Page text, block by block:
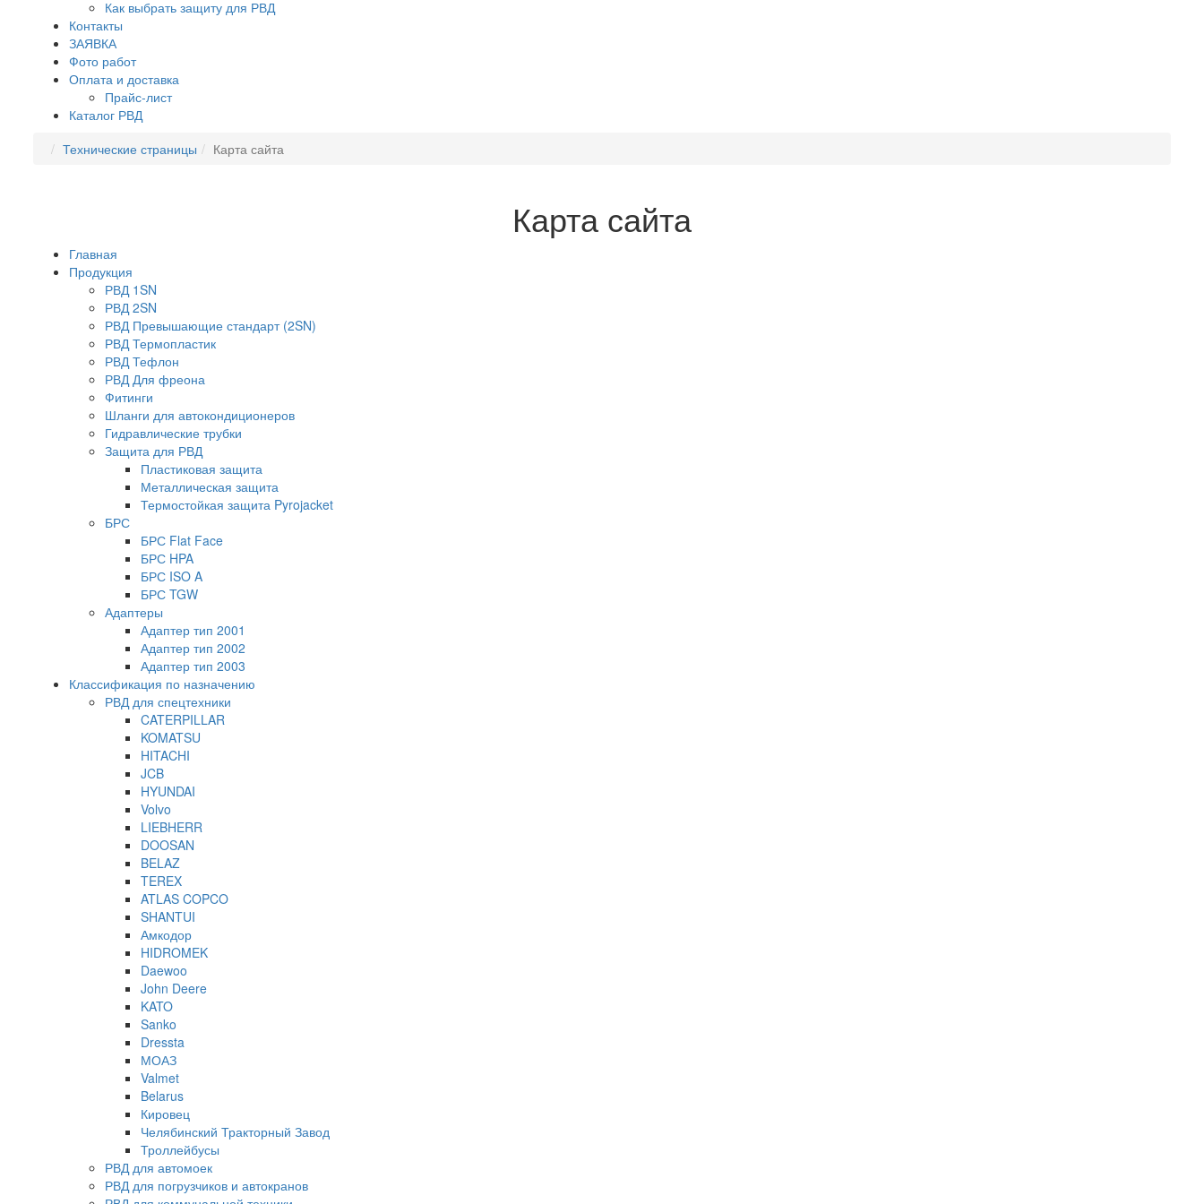
Как выбрать защиту для РВД
Контакты
ЗАЯВКА
Фото работ
Оплата и доставка
Прайс-лист
Каталог РВД
Технические страницы
Карта сайта
Карта сайта
Главная
Продукция
РВД 1SN
РВД 2SN
РВД Превышающие стандарт (2SN)
РВД Термопластик
РВД Тефлон
РВД Для фреона
Фитинги
Шланги для автокондиционеров
Гидравлические трубки
Защита для РВД
Пластиковая защита
Металлическая защита
Термостойкая защита Pyrojacket
БРС
БРС Flat Face
БРС HPA
БРС ISO A
БРС TGW
Адаптеры
Адаптер тип 2001
Адаптер тип 2002
Адаптер тип 2003
Классификация по назначению
РВД для спецтехники
CATERPILLAR
KOMATSU
HITACHI
JCB
HYUNDAI
Volvo
LIEBHERR
DOOSAN
BELAZ
TEREX
ATLAS COPCO
SHANTUI
Амкодор
HIDROMEK
Daewoo
John Deere
KATO
Sanko
Dressta
МОАЗ
Valmet
Belarus
Кировец
Челябинский Тракторный Завод
Троллейбусы
РВД для автомоек
РВД для погрузчиков и автокранов